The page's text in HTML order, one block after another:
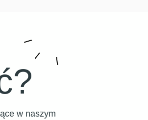
w naszym